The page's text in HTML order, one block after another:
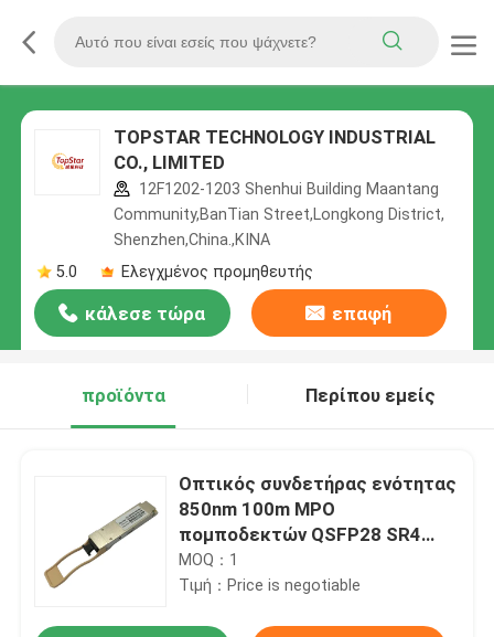
TOPSTAR TECHNOLOGY INDUSTRIAL
CO., LIMITED
12F1202-1203 Shenhui Building Maantang
Community,BanTian Street,Longkong District,
Shenzhen,China.,ΚΙΝΑ
5.0
Ελεγχμένος προμηθευτής
κάλεσε τώρα επαφή
προϊόντα Περίπου εμείς
Οπτικός συνδετήρας ενότητας
850nm 100m MPO
πομποδεκτών QSFP28 SR4
100Gbs
MOQ：1
Τιμή：Price is negotiable